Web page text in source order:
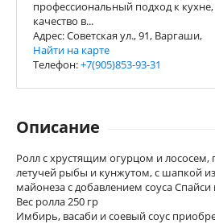
профессиональный подход к кухне,
качество в...
Адрес: Советская ул., 91, Варгаши,
Найти на карте
Телефон:+7(905)853-93-31
Описание
Ролл с хрустящим огурцом и лососем,
летучей рыбы и кунжутом, с шапкой
майонеза с добавлением соуса Спайси
Вес ролла 250 гр
Имбирь, васаби и соевый соус